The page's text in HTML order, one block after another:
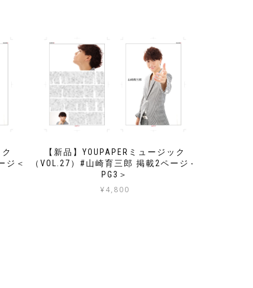
ジ＜
【新品】YOUPAPERミュージック
（VOL.27）#山崎育三郎 掲載2ページ＜
PG3＞
¥4,800